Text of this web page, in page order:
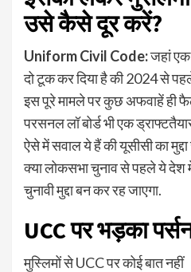
उसे कैसे दूर करें?
Uniform Civil Code:जहां एक
दो टूक कर दिया है की 2024 से
इस पूरे मामले पर कुछ अफवाहें ही
परसनल लॉ बोर्ड भी एक
ऐसे में सवाल ये हैं की यूसीसी का
क्या लोकसभा चुनाव से पहले ये देश
चुनावी मुद्दा बन कर रह जाएगा.
UCC पर भड़का
मुस्लिमों से UCC पर कोई बात नहीं